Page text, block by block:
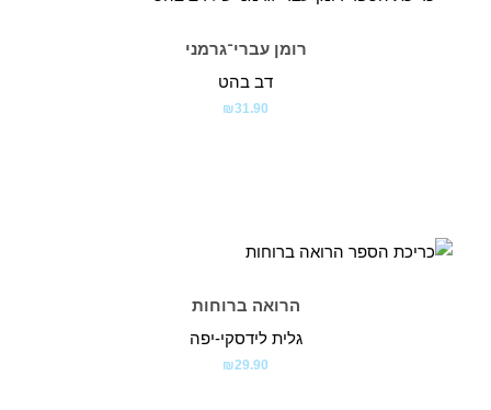
רומן עברי־גרמני
דב בהט
₪31.90
הרואה ברוחות
גלית לידסקי-יפה
₪29.90